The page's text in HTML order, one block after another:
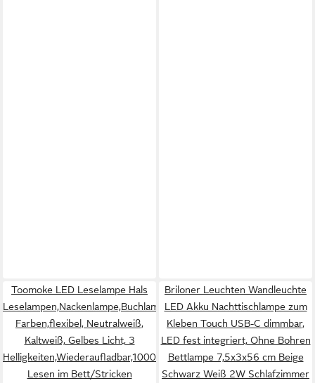
Toomoke LED Leselampe Hals
Leselampen,Nackenlampe,Buchlampe,3
Farben,flexibel, Neutralweiß,
Kaltweiß, Gelbes Licht, 3
Helligkeiten,Wiederaufladbar,1000mAh,für
Lesen im Bett/Stricken
Briloner Leuchten Wandleuchte
LED Akku Nachttischlampe zum
Kleben Touch USB-C dimmbar,
LED fest integriert, Ohne Bohren
Bettlampe 7,5x3x56 cm Beige
Schwarz Weiß 2W Schlafzimmer